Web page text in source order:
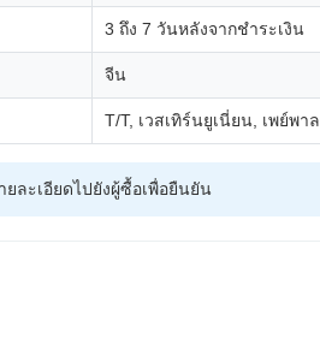
3 ถึง 7 วันหลังจากชำระเงิน
จีน
T/T, เวสเทิร์นยูเนี่ยน, เพย์พาล
ละเอียดไปยังผู้ซื้อเพื่อยืนยัน